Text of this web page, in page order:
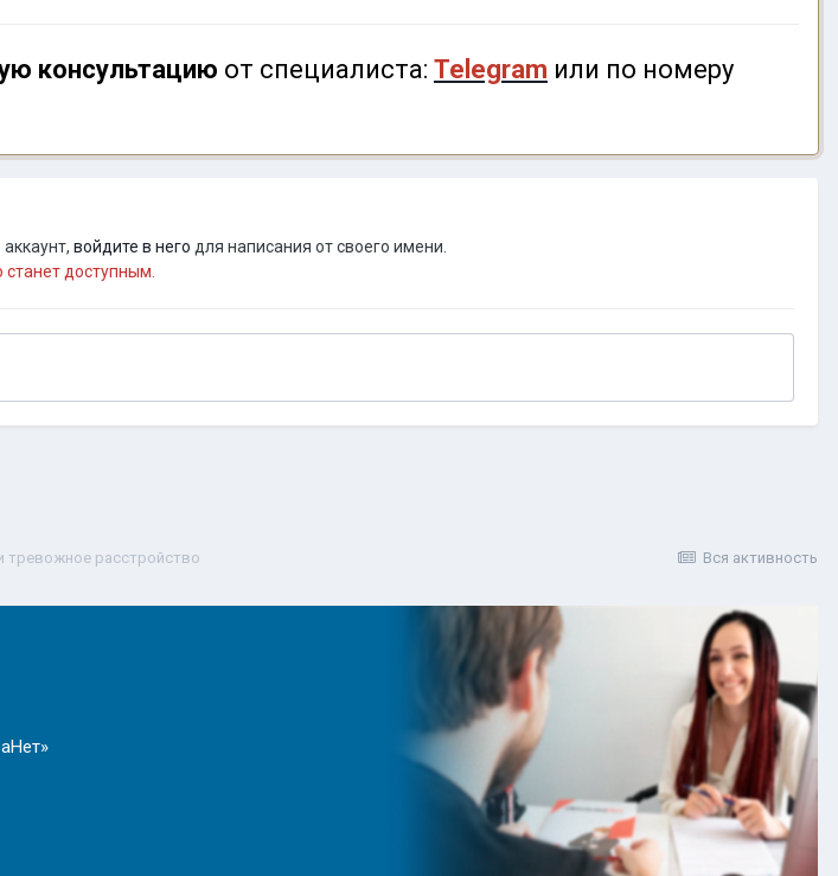
консультацию от специалиста: Telegram или по номеру
войдите в него для написания от своего имени.
доступным.
Вся активность
тревожное расстройство